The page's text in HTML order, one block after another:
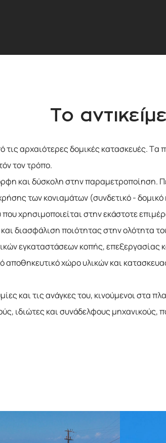
Το
τις αρχαιότερες δομικές κατασκευές.
τον τρόπο.
και δύσκολη στην παραμετροποίηση.
των κονιαμάτων (συνδετικό -
χρησιμοποιείται στην εκάστοτε
διασφάλιση ποιότητας στην ολότητα
εγκαταστάσεων κοπής,
αποθηκευτικό χώρο υλικών και
και τις ανάγκες του, κινούμενοι στα
ιδιώτες και συνάδελφους